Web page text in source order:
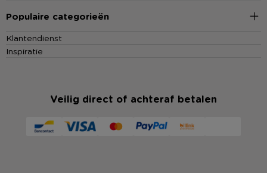
Populaire categorieën
Klantendienst
Inspiratie
Veilig direct of achteraf betalen